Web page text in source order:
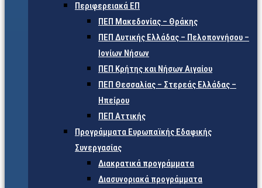
Περιφερειακά ΕΠ
ΠΕΠ Μακεδονίας – Θράκης
ΠΕΠ Δυτικής Ελλάδας – Πελοποννήσου –
Ιονίων Νήσων
ΠΕΠ Κρήτης και Νήσων Αιγαίου
ΠΕΠ Θεσσαλίας – Στερεάς Ελλάδας –
Ηπείρου
ΠΕΠ Αττικής
Προγράμματα Ευρωπαϊκής Εδαφικής
Συνεργασίας
Διακρατικά προγράμματα
Διασυνοριακά προγράμματα